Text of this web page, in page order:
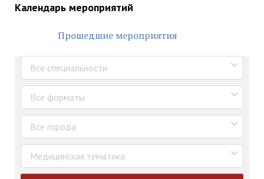
Календарь мероприятий
Прошедшие мероприятия
Все специальности
Все форматы
Все города
Медицинская тематика